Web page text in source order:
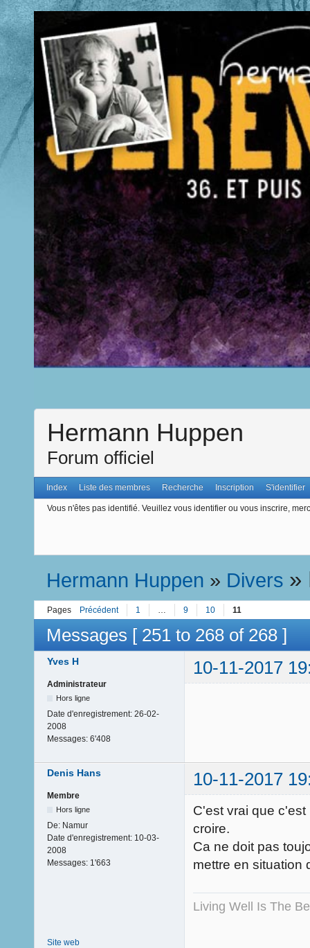
Hermann Huppen
Forum officiel
Index Liste des membres Recherche Inscription S'identifier
Vous n'êtes pas identifié. Veuillez vous identifier ou vous inscrire,
Hermann Huppen » Divers »
Pages Précédent 1 9 10 11
Messages [ 251 to 268 of 268 ]
Yves H 10-11-2017
Administrateur
Hors ligne
Date d'enregistrement: 26-02-
2008
Messages: 6'408
Denis Hans 10-11-2017
Membre
Hors ligne
De: Namur
Date d'enregistrement: 10-03-
2008
Messages: 1'663
C'est vrai que
croire.
Ca ne doit pas
mettre en situation
Living Well Is The
Site web